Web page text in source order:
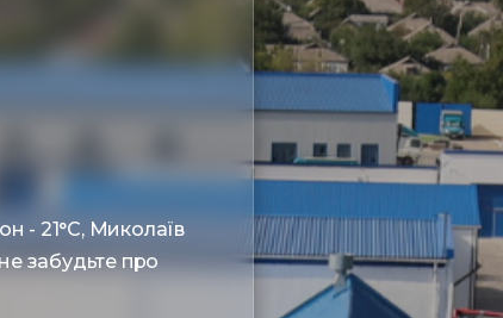
- 21°С, Миколаїв
забудьте про